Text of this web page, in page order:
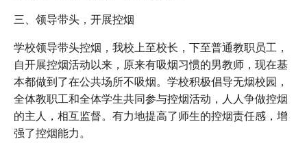
三、领导带头，开展控烟
学校领导带头控烟，我校上至校长，下至普通教职员工，
自开展控烟活动以来，原来有吸烟习惯的男教师，现在基
本都做到了在公共场所不吸烟。学校积极倡导无烟校园，
全体教职工和全体学生共同参与控烟活动，人人争做控烟
的主人，相互监督。有力地提高了师生的控烟责任感，增
强了控烟能力。